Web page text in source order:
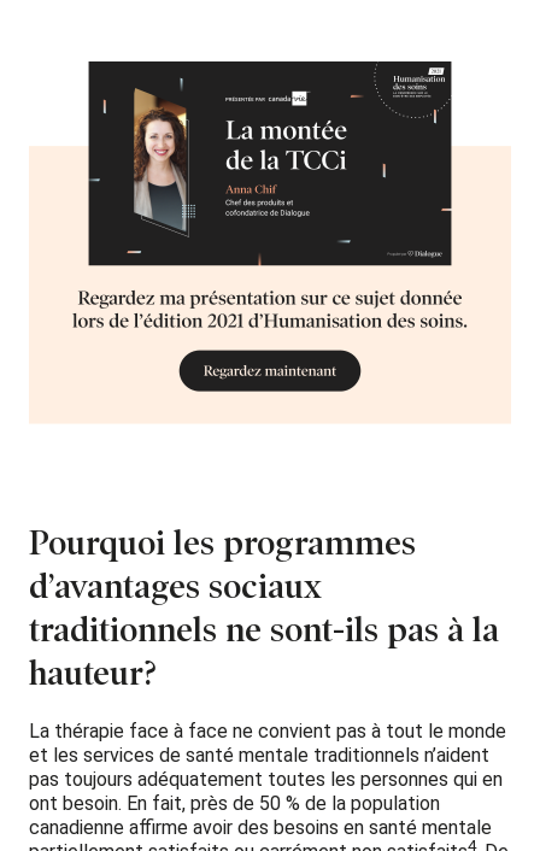
Pourquoi les programmes
d’avantages sociaux
traditionnels ne sont-ils pas à la
hauteur?
La thérapie face à face ne convient pas à tout le monde
et les services de santé mentale traditionnels n’aident
pas toujours adéquatement toutes les personnes qui en
ont besoin. En fait, près de 50 % de la population
canadienne affirme avoir des besoins en santé mentale
4